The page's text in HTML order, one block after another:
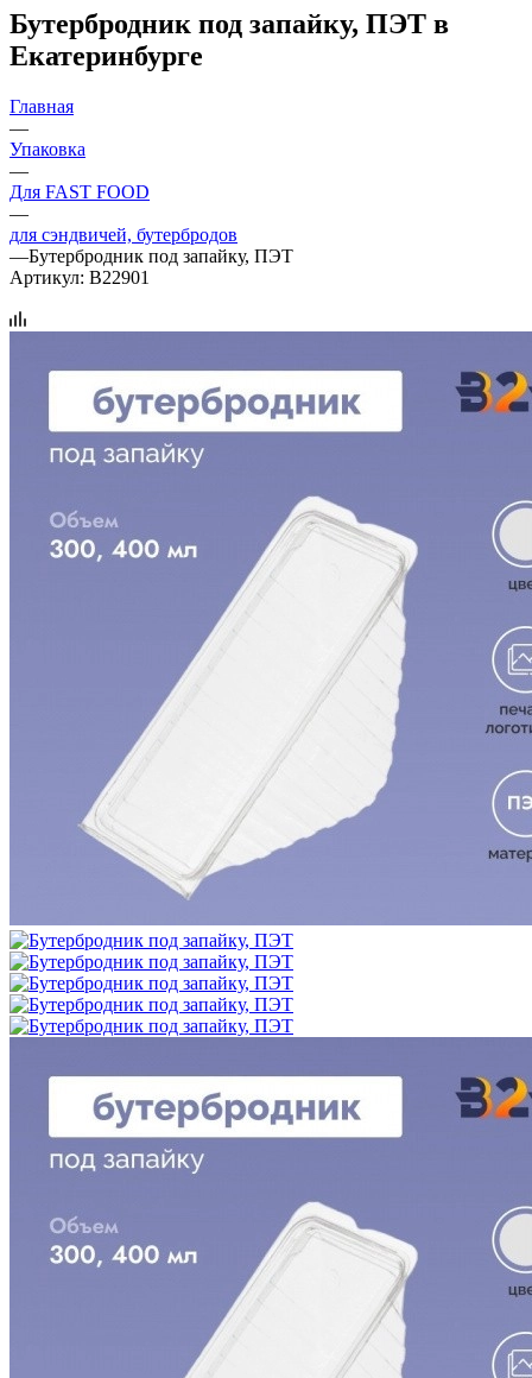
Бутербродник под запайку, ПЭТ в
Екатеринбурге
Главная
—
Упаковка
—
Для FAST FOOD
—
для сэндвичей, бутербродов
—Бутербродник под запайку, ПЭТ
Артикул: B22901